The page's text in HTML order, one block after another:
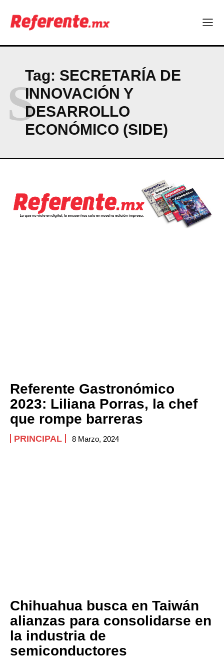
NEWSLETTER
Tag: SECRETARÍA DE
INNOVACIÓN Y
DESARROLLO
ECONÓMICO (SIDE)
S
Referente Gastronómico
2023: Liliana Porras, la chef
que rompe barreras
PRINCIPAL 8 Marzo, 2024
Chihuahua busca en Taiwán
alianzas para consolidarse en
la industria de
semiconductores